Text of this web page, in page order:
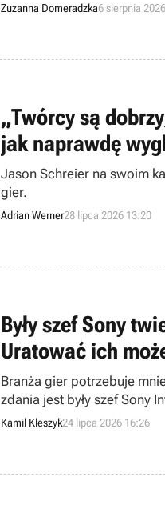
Zuzanna Domeradzka6 sierpnia
„Twórcy są
jak naprawdę
Jason Schreier na swoim
gier.
Adrian Werner28 lipca 2026 13:20
Były szef Sony
Uratować ich
Branża gier potrzebuje
zdania jest były szef Sony
Kamil Kleszyk24 lipca 2026 16:26